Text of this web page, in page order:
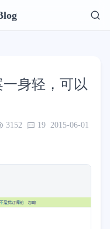
身轻，可以
3152 19 2015-06-01